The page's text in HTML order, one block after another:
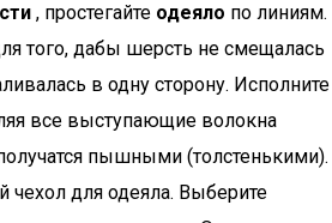
, простегайте одеяло по линиям.
того, дабы шерсть не смещалась
в одну сторону. Исполните
все выступающие волокна
пышными (толстенькими).
чехол для одеяла. Выберите